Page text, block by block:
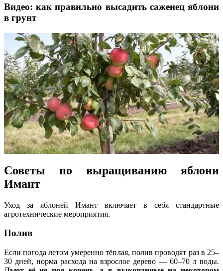
Видео: как правильно высадить саженец яблони
в грунт
Советы по выращиванию яблони
Имант
Уход за яблоней Имант включает в себя стандартные
агротехнические мероприятия.
Полив
Если погода летом умеренно тёплая, полив проводят раз в 25–
30 дней, норма расхода на взрослое дерево — 60–70 л воды.